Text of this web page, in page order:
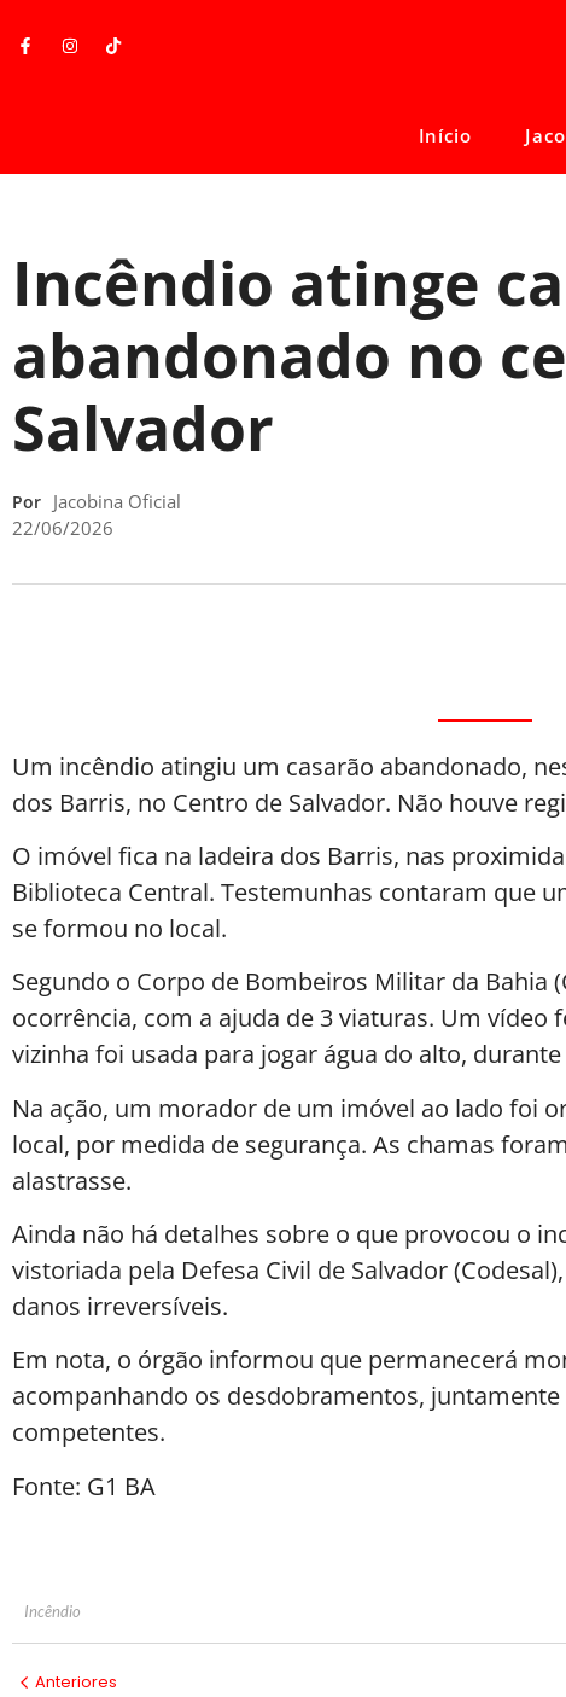
Início
Incêndio atinge
abandonado no
Salvador
Por Jacobina Oficial
22/06/2026
Um incêndio atingiu um casarão abandonado,
dos Barris, no Centro de Salvador. Não houve
O imóvel fica na ladeira dos Barris, nas
Biblioteca Central. Testemunhas contaram que
se formou no local.
Segundo o Corpo de Bombeiros Militar da Bahia
ocorrência, com a ajuda de 3 viaturas. Um vídeo
vizinha foi usada para jogar água do alto,
Na ação, um morador de um imóvel ao lado foi
local, por medida de segurança. As chamas
alastrasse.
Ainda não há detalhes sobre o que provocou o
vistoriada pela Defesa Civil de Salvador
danos irreversíveis.
Em nota, o órgão informou que permanecerá
acompanhando os desdobramentos,
competentes.
Fonte: G1 BA
Incêndio
Anteriores